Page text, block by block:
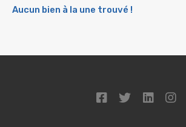
Aucun bien à la une trouvé !